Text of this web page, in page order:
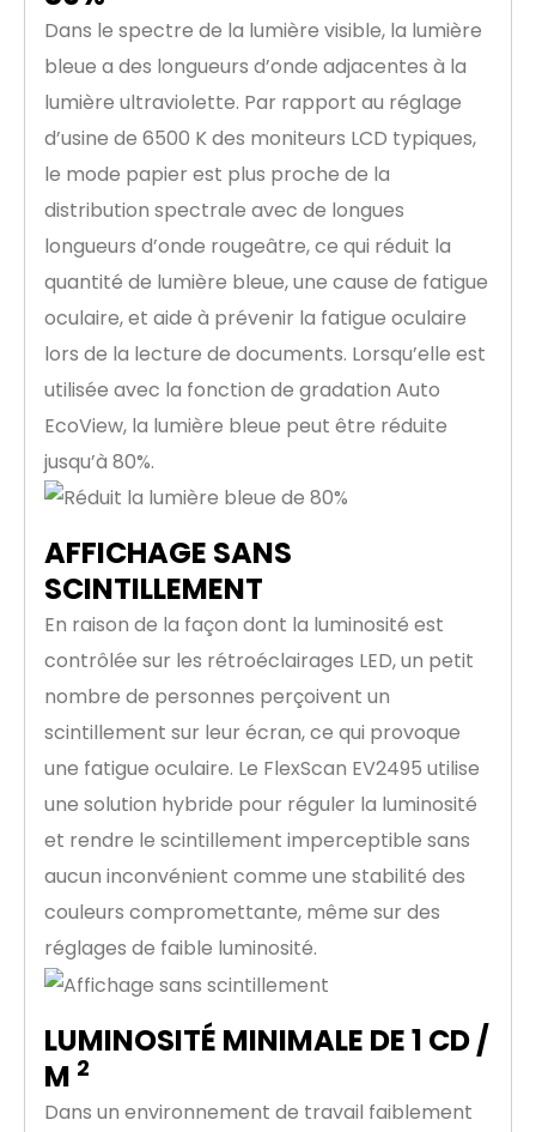
Dans le spectre de la lumière visible, la lumière
bleue a des longueurs d’onde adjacentes à la
lumière ultraviolette. Par rapport au réglage
d’usine de 6500 K des moniteurs LCD typiques,
le mode papier est plus proche de la
distribution spectrale avec de longues
longueurs d’onde rougeâtre, ce qui réduit la
quantité de lumière bleue, une cause de fatigue
oculaire, et aide à prévenir la fatigue oculaire
lors de la lecture de documents. Lorsqu’elle est
utilisée avec la fonction de gradation Auto
EcoView, la lumière bleue peut être réduite
jusqu’à 80%.
AFFICHAGE SANS
SCINTILLEMENT
En raison de la façon dont la luminosité est
contrôlée sur les rétroéclairages LED, un petit
nombre de personnes perçoivent un
scintillement sur leur écran, ce qui provoque
une fatigue oculaire. Le FlexScan EV2495 utilise
une solution hybride pour réguler la luminosité
et rendre le scintillement imperceptible sans
aucun inconvénient comme une stabilité des
couleurs compromettante, même sur des
réglages de faible luminosité.
LUMINOSITÉ MINIMALE DE 1 CD /
M 2
Dans un environnement de travail faiblement